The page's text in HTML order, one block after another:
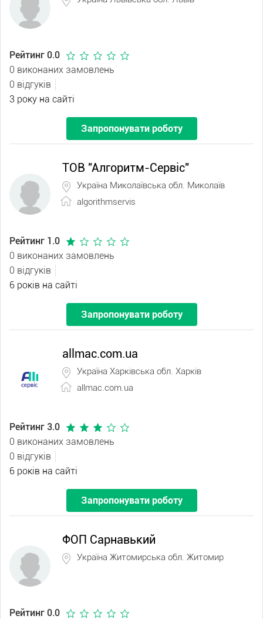
Рейтинг 0.0
0 виконаних замовлень
0 відгуків
3 року на сайті
Запропонувати роботу
ТОВ "Алгоритм-Сервіс"
Україна Миколаївська обл. Миколаїв
algorithmservis
Рейтинг 1.0
0 виконаних замовлень
0 відгуків
6 років на сайті
Запропонувати роботу
allmac.com.ua
Україна Харківська обл. Харків
allmac.com.ua
Рейтинг 3.0
0 виконаних замовлень
0 відгуків
6 років на сайті
Запропонувати роботу
ФОП Сарнавький
Україна Житомирська обл. Житомир
Рейтинг 0.0